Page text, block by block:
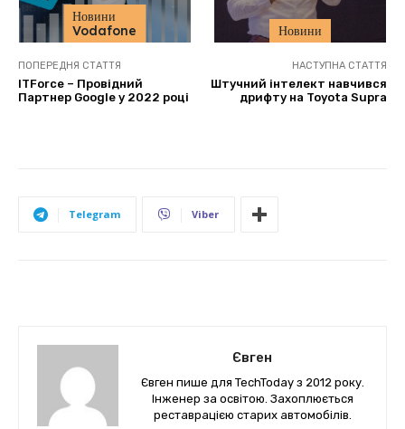
Новини
Vodafone
Новини
ПОПЕРЕДНЯ СТАТТЯ
ITForce – Провідний
Партнер Google у 2022 році
НАСТУПНА СТАТТЯ
Штучний інтелект навчився
дрифту на Toyota Supra
Telegram Viber
Євген
Євген пише для TechToday з 2012 року.
Інженер за освітою. Захоплюється
реставрацією старих автомобілів.